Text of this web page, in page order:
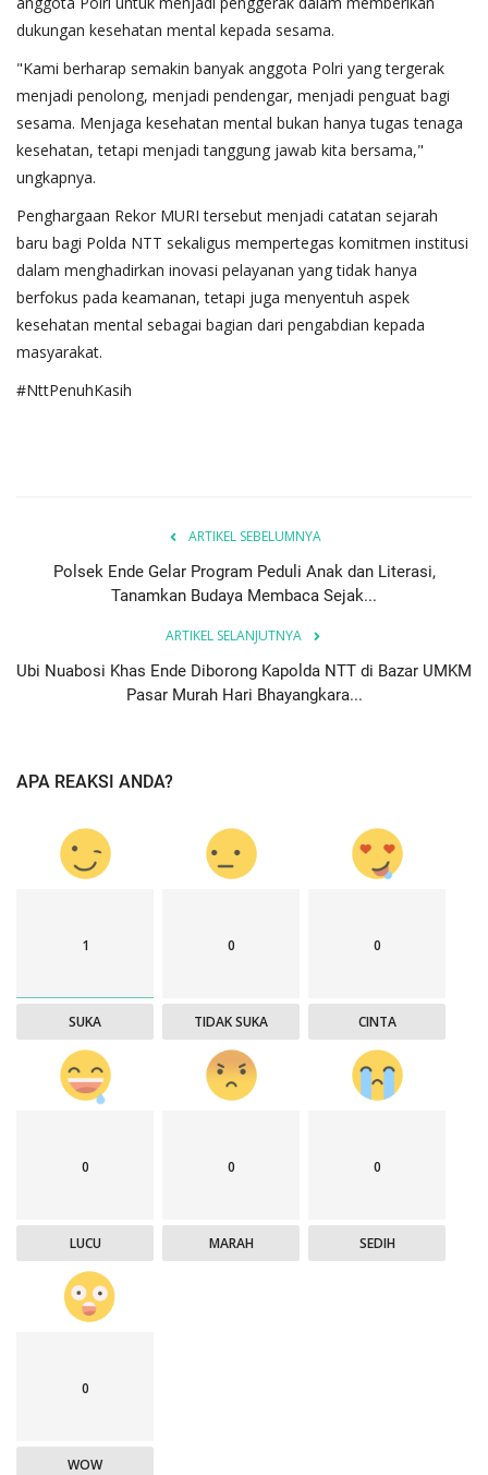
dukungan kesehatan mental kepada sesama.
"Kami berharap semakin banyak anggota Polri yang tergerak
menjadi penolong, menjadi pendengar, menjadi penguat bagi
sesama. Menjaga kesehatan mental bukan hanya tugas tenaga
kesehatan, tetapi menjadi tanggung jawab kita bersama,"
ungkapnya.
Penghargaan Rekor MURI tersebut menjadi catatan sejarah
baru bagi Polda NTT sekaligus mempertegas komitmen institusi
dalam menghadirkan inovasi pelayanan yang tidak hanya
berfokus pada keamanan, tetapi juga menyentuh aspek
kesehatan mental sebagai bagian dari pengabdian kepada
masyarakat.
#NttPenuhKasih
ARTIKEL SEBELUMNYA
Polsek Ende Gelar Program Peduli Anak dan Literasi,
Tanamkan Budaya Membaca Sejak...
ARTIKEL SELANJUTNYA
Ubi Nuabosi Khas Ende Diborong Kapolda NTT di Bazar UMKM
Pasar Murah Hari Bhayangkara...
APA REAKSI ANDA?
1
SUKA
0
TIDAK SUKA
0
CINTA
0
LUCU
0
MARAH
0
SEDIH
0
WOW